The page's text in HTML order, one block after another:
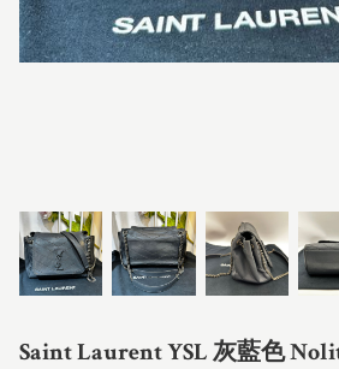
Saint Laurent YSL 灰藍色